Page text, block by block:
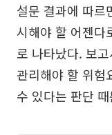
설문 결과에 따르
시해야 할 어젠다
로 나타났다. 보
관리해야 할 위험
수 있다는 판단